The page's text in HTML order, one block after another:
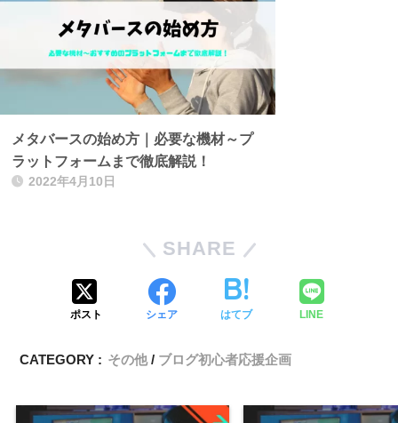
メタバースの始め方｜必要な機材～プ
ラットフォームまで徹底解説！
2022年4月10日
SHARE
ポスト シェア はてブ LINE
CATEGORY : その他 ブログ初心者応援企画